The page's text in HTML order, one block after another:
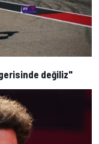
gerisinde değiliz"